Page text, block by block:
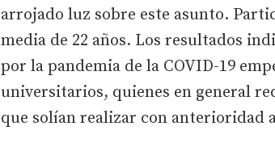
arrojado luz sobre este asunto.
media de 22 años. Los resultados
por la pandemia de la COVID-19
universitarios, quienes en general
que solían realizar con anterioridad